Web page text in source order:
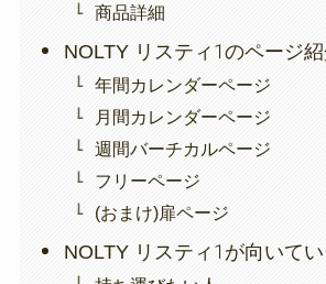
商品詳細
NOLTY リスティ1のページ
年間カレンダーページ
月間カレンダーページ
週間バーチカルページ
フリーページ
(おまけ)扉ページ
NOLTY リスティ1が向いてい